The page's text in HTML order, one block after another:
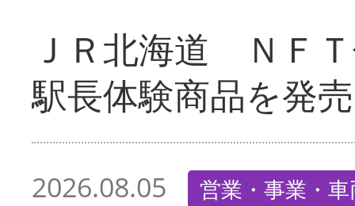
ＪＲ北海道 ＮＦ
駅長体験商品を発売
2026.08.05 営業・事業・